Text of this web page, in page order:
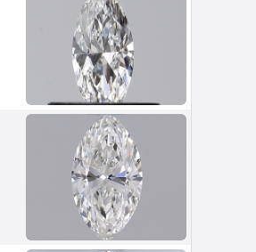
Van Amstel NDSM
excl. BTW